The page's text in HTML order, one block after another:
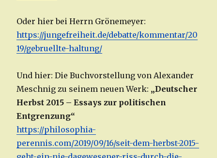
Oder hier bei Herrn Grönemeyer:
https://jungefreiheit.de/debatte/kommentar/20
19/gebruellte-haltung/
Und hier: Die Buchvorstellung von Alexander
Meschnig zu seinem neuen Werk: „Deutscher
Herbst 2015 – Essays zur politischen
Entgrenzung“
https://philosophia-
perennis.com/2019/09/16/seit-dem-herbst-2015-